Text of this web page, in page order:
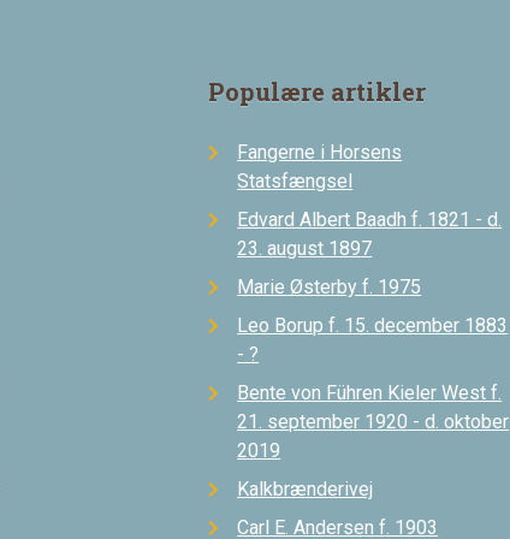
Populære artikler
Fangerne i Horsens
Statsfængsel
Edvard Albert Baadh f. 1821 - d.
23. august 1897
Marie Østerby f. 1975
Leo Borup f. 15. december 1883
- ?
Bente von Führen Kieler West f.
21. september 1920 - d. oktober
2019
Kalkbrænderivej
Carl E. Andersen f. 1903